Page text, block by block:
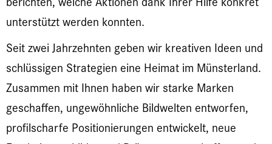
berichten, welche Aktionen dank Ihrer Hilfe konkret
unterstützt werden konnten.
Seit zwei Jahrzehnten geben wir kreativen Ideen und
schlüssigen Strategien eine Heimat im Münsterland.
Zusammen mit Ihnen haben wir starke Marken
geschaffen, ungewöhnliche Bildwelten entworfen,
profilscharfe Positionierungen entwickelt, neue